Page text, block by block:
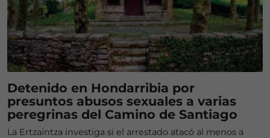
Detenido en Hondarribia por
presuntos abusos sexuales a varias
peregrinas del Camino de Santiago
La Ertzaintza investiga si el arrestado atacó al menos a